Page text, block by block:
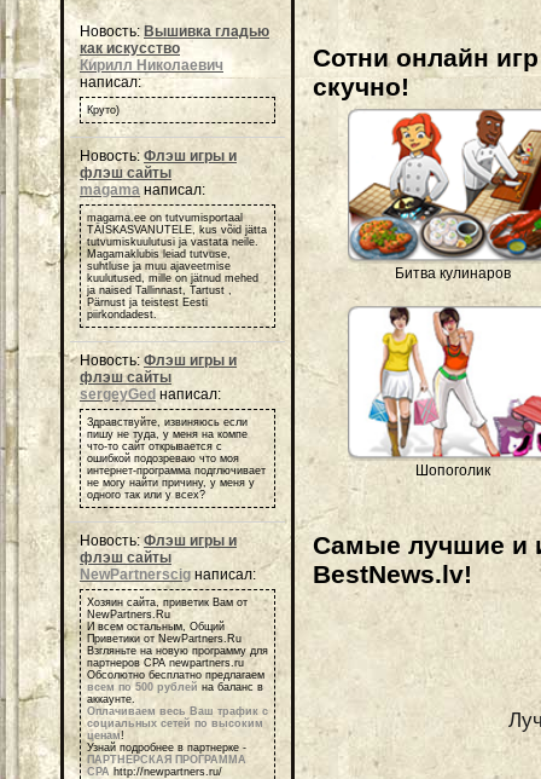
Новость: Вышивка гладью
как искусство
Кирилл Николаевич
написал:
Круто)
Новость: Флэш игры и
флэш сайты
magama написал:
magama.ee on tutvumisportaal
TÄISKASVANUTELE, kus võid jätta
tutvumiskuulutusi ja vastata neile.
Magamaklubis leiad tutvuse,
suhtluse ja muu ajaveetmise
kuulutused, mille on jätnud mehed
ja naised Tallinnast, Tartust ,
Pärnust ja teistest Eesti
piirkondadest.
Новость: Флэш игры и
флэш сайты
sergeyGed написал:
Здравствуйте, извиняюсь если
пишу не туда, у меня на компе
что-то сайт открывается с
ошибкой подозреваю что моя
интернет-программа подглючивает
не могу найти причину, у меня у
одного так или у всех?
Новость:Флэш игры и
флэш сайты
NewPartnerscig написал:
Хозяин сайта, приветик Вам от
NewPartners.Ru
И всем остальным, Общий
Приветики от NewPartners.Ru
Взгляньте на новую программу для
партнеров СРА newpartners.ru
Обсолютно бесплатно предлагаем
всем по 500 рублей на баланс в
аккаунте.
Оплачиваем весь Ваш трафик с
социальных сетей по высоким
ценам!
Узнай подробнее в партнерке -
ПАРТНЕРСКАЯ ПРОГРАММА
СРА http://newpartners.ru/
Сотни онлайн
скучно!
Битва кулинаров
Шопоголик
Самые лучшие и
BestNews.lv!